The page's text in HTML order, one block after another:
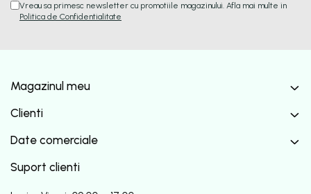
Vreau sa primesc newsletter cu promotiile magazinului. Afla mai multe in
Politica de Confidentialitate
Magazinul meu
Clienti
Date comerciale
Suport clienti